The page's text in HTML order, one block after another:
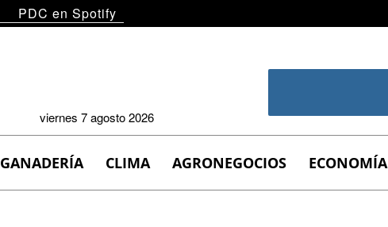
PDC en Spotify
viernes 7 agosto 2026
GANADERÍA CLIMA AGRONEGOCIOS ECONOMÍA